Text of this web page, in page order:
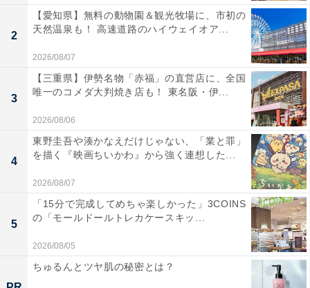
第2位：しゃぶしゃぶ温野菜
第2位は、「しゃぶしゃぶ温野菜」でした。制限時間が
「120分」と長めに設定されているのも魅力。「黒毛和
牛コース」（税込5148円）などもあり、食材にこだわっ
たメニューが人気です（※）。
2
【愛知県】無料の動物園＆観光牧場に、市初の
天然温泉も！ 高速道路のハイウェイオア...
2026/08/07
3
【三重県】伊勢名物「赤福」の直営店に、全国
唯一のコメダ大判焼き店も！ 東名阪・伊...
2026/08/06
4
東野圭吾や湊かなえだけじゃない、「業と罪」
を描く『映画ちいかわ』から強く連想した...
2026/08/07
5
「15分で完成してめちゃ楽しかった」3COINS
の「モールドールトレカケースキッ...
2026/08/05
ちゅるんとツヤ肌の秘密とは？